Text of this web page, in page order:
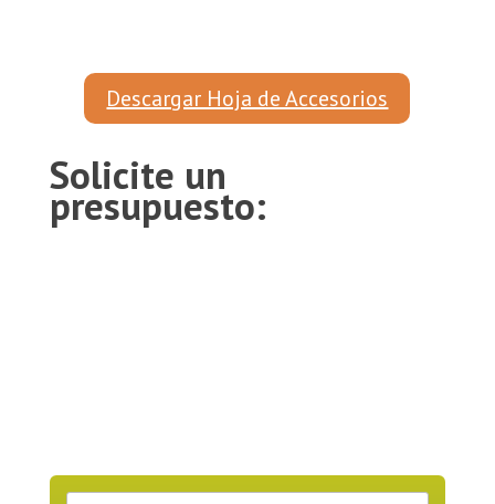
Descargar Hoja de Accesorios
Solicite un
presupuesto: